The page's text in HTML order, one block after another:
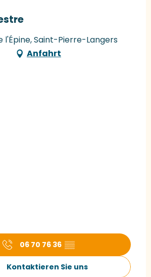
l'Épine, Saint-Pierre-Langers
Anfahrt
06 70 76 36 ▒▒
Kontaktieren Sie uns